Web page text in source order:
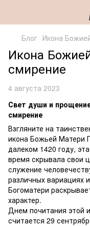
Блог Икона
Икона
смирение
4 августа 2023
Свет души и
смирение
Взгляните на
икона Божьей Матери
далеком 1420 году,
время скрывала свои
служение
различных вариациях
Богоматери
характер.
Днем почитания этой
считается 29